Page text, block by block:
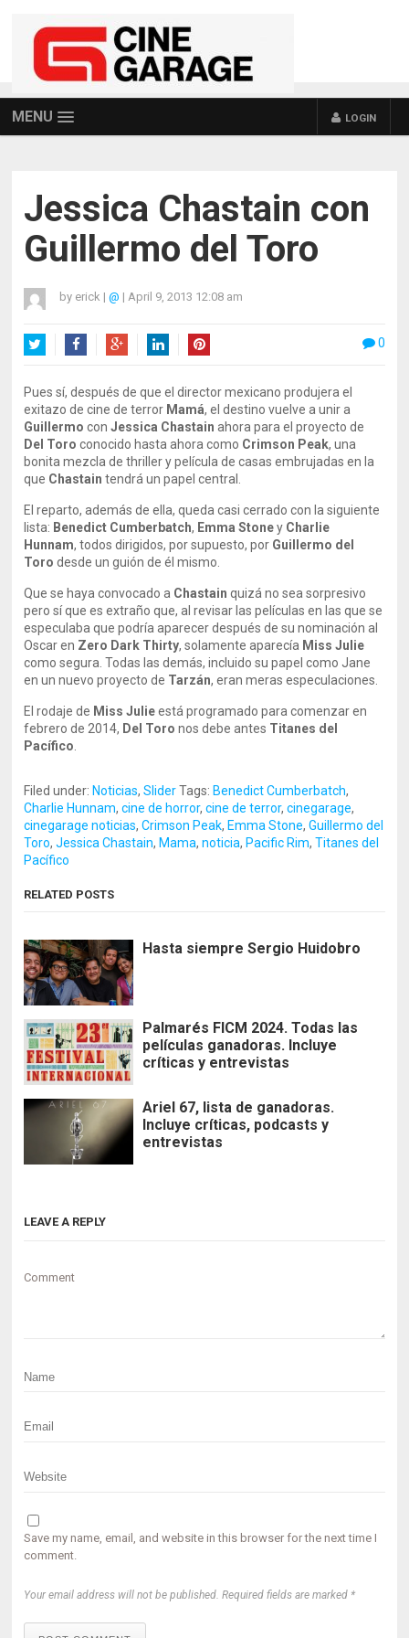
MENU LOGIN
Jessica Chastain con
Guillermo del Toro
by erick | @ | April 9, 2013 12:08 am
0
Pues sí, después de que el director mexicano produjera el
exitazo de cine de terror Mamá, el destino vuelve a unir a
Guillermo conJessica Chastain ahora para el proyecto de
Del Toro conocido hasta ahora como Crimson Peak, una
bonita mezcla de thriller y película de casas embrujadas en la
que Chastain tendrá un papel central.
El reparto, además de ella, queda casi cerrado con la siguiente
lista: Benedict Cumberbatch, Emma Stoney Charlie
Hunnam, todos dirigidos, por supuesto, por Guillermo del
Toro desde un guión de él mismo.
Que se haya convocado a Chastain quizá no sea sorpresivo
pero sí que es extraño que, al revisar las películas en las que se
especulaba que podría aparecer después de su nominación al
Oscar en Zero Dark Thirty, solamente aparecía Miss Julie
como segura. Todas las demás, incluido su papel como Jane
en un nuevo proyecto de Tarzán, eran meras especulaciones.
El rodaje de Miss Julieestá programado para comenzar en
febrero de 2014, Del Toro nos debe antes Titanes del
Pacífico
Filed under: Noticias,SliderTags: Benedict Cumberbatch,
Charlie Hunnam,cine de horror,cine de terror,cinegarage,
cinegarage noticias,Crimson Peak, Emma Stone,Guillermo del
Toro,Jessica Chastain, Mama,noticia, Pacific Rim,Titanes del
Pacífico
RELATED POSTS
Hasta siempre Sergio Huidobro
Palmarés FICM 2024. Todas las
películas ganadoras. Incluye
críticas y entrevistas
Ariel 67, lista de ganadoras.
Incluye críticas, podcasts y
entrevistas
LEAVE A REPLY
Comment
Save my name, email, and website in this browser for the next time I
comment.
Your email address will not be published. Required fields are marked *